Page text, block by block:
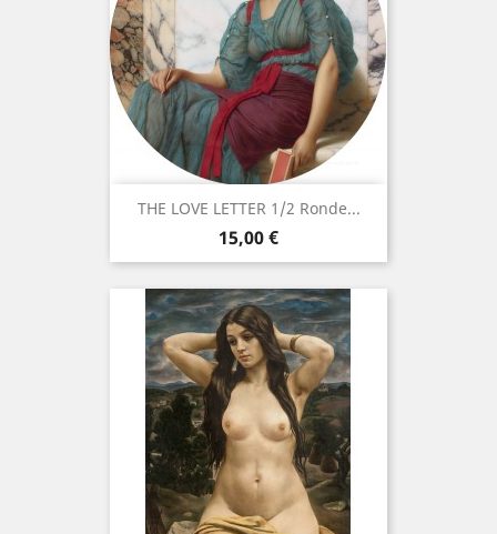
THE LOVE LETTER 1/2 Ronde...
Prix
15,00 €